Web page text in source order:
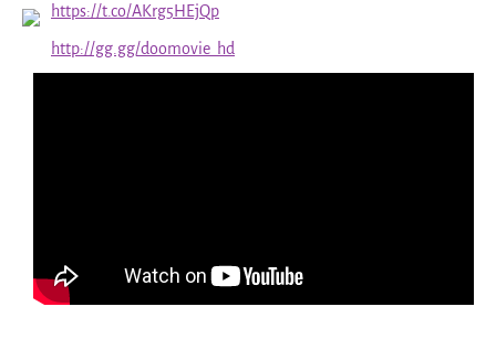
https://t.co/AKrg5HEjQp
http://gg.gg/doomovie_hd